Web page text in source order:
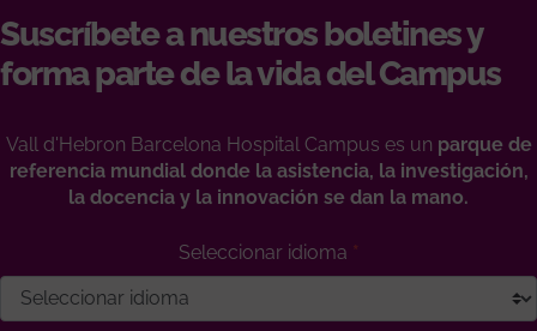
Suscríbete a nuestros boletines y
forma parte de la vida del Campus
Vall d'Hebron Barcelona Hospital Campus es un parque de
referencia mundial donde la asistencia, la investigación,
la docencia y la innovación se dan la mano.
Seleccionar idioma